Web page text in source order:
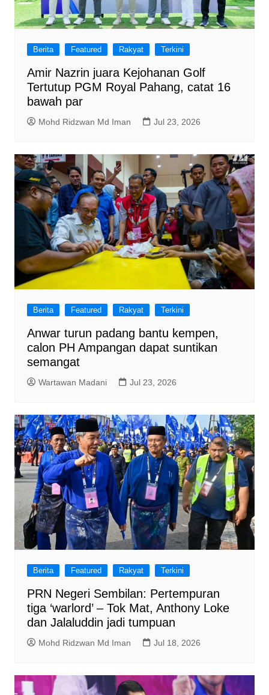
Berita Featured Rakyat Terkini
Amir Nazrin juara Kejohanan Golf
Tertutup PGM Royal Pahang, catat 16
bawah par
Mohd Ridzwan Md Iman Jul 23, 2026
Berita Featured Rakyat Terkini
Anwar turun padang bantu kempen,
calon PH Ampangan dapat suntikan
semangat
Wartawan Madani Jul 23, 2026
Berita Featured Rakyat Terkini
PRN Negeri Sembilan: Pertempuran
tiga ‘warlord’ – Tok Mat, Anthony Loke
dan Jalaluddin jadi tumpuan
Mohd Ridzwan Md Iman Jul 18, 2026